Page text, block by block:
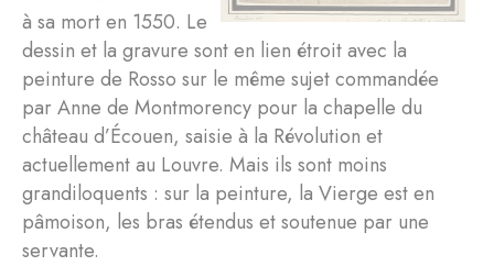
à sa mort en 1550. Le
dessin et la gravure sont en lien étroit avec la
peinture de Rosso sur le même sujet commandée
par Anne de Montmorency pour la chapelle du
château d’Écouen, saisie à la Révolution et
actuellement au Louvre. Mais ils sont moins
grandiloquents : sur la peinture, la Vierge est en
pâmoison, les bras étendus et soutenue par une
servante.